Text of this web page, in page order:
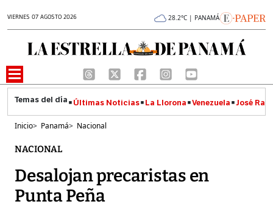
VIERNES 07 AGOSTO 2026 28.2°C | PANAMÁ
Últimas Noticias La Llorona Venezuela José
Inicio> Panamá> Nacional
NACIONAL
Desalojan precaristas en
Punta Peña